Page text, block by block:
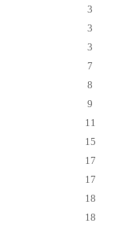
3
3
3
7
8
9
11
15
17
17
18
18